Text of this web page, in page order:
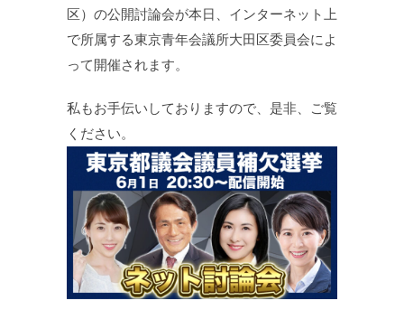
区）の公開討論会が本日、インターネット上
で所属する東京青年会議所大田区委員会によ
って開催されます。
私もお手伝いしておりますので、是非、ご覧
ください。